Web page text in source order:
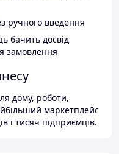
ручного введення
бачить досвід
замовлення
дому, роботи,
маркетплейс
і тисяч підприємців.